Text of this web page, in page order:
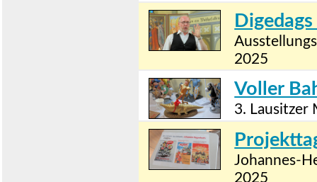
2025
Voller
3. Lausitzer
Johannes-
2025